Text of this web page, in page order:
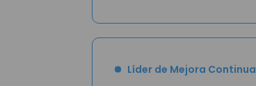
Líder de Mejora Continua